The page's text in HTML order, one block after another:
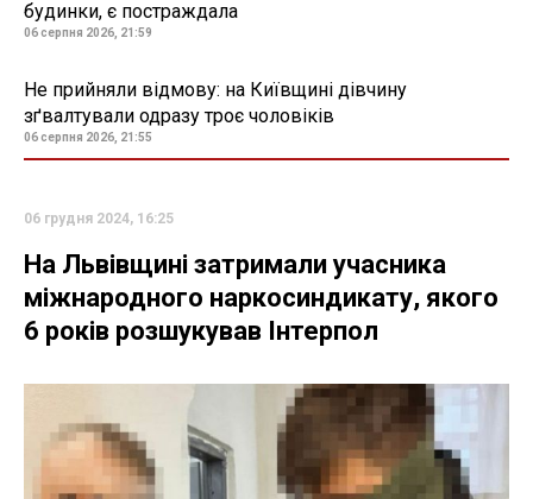
будинки, є постраждала
06 серпня 2026, 21:59
Не прийняли відмову: на Київщині дівчину
зґвалтували одразу троє чоловіків
06 серпня 2026, 21:55
06 грудня 2024, 16:25
На Львівщині затримали учасника
міжнародного наркосиндикату, якого
6 років розшукував Інтерпол